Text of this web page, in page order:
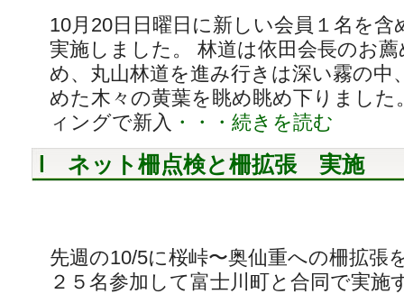
10月20日日曜日に新しい会員１名を含
実施しました。 林道は依田会長のお
め、丸山林道を進み行きは深い霧の中
めた木々の黄葉を眺め眺め下りました
ィングで新入 ・・・続きを読む
ネット柵点検と柵拡張 実施
先週の10/5に桜峠〜奥仙重への柵拡張
２５名参加して富士川町と合同で実施